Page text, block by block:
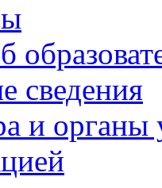
сведения
и органы